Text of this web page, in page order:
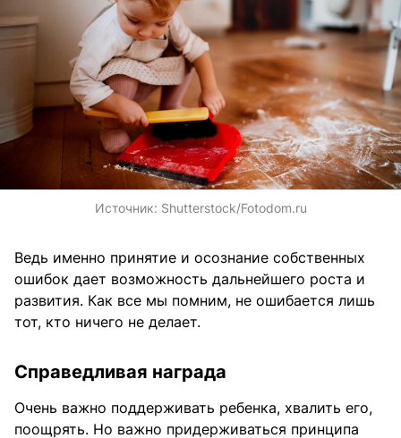
Источник: Shutterstock/Fotodom.ru
Ведь именно принятие и осознание собственных
ошибок дает возможность дальнейшего роста и
развития. Как все мы помним, не ошибается лишь
тот, кто ничего не делает.
Справедливая награда
Очень важно поддерживать ребенка, хвалить его,
поощрять. Но важно придерживаться принципа